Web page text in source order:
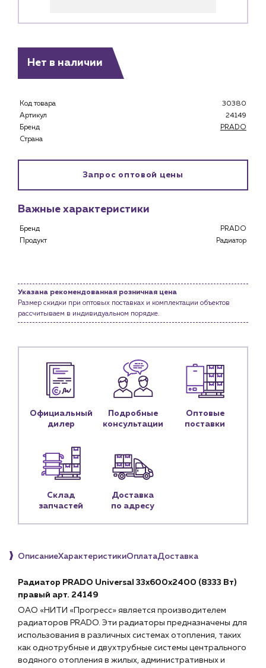
Клиентам
Специализированным магазинам
Монтажным бригадам
Водоснабжение и теплоснабжение
Сервис и обслуживание инженерных систем
Новости
Блог
Личный кабинет
Контактные данные
Наши партнёры
Чат-бот
Пн – пт: 9:00 – 18:00
sales@profpotok.ru
Нет в наличии
Код товара
30380
Артикул
24149
Бренд
PRADO
Страна
Запрос оптовой цены
Важные характеристики
Бренд
PRADO
Продукт
Радиатор
Указана рекомендованная розничная цена
Размер скидки при оптовых поставках и комплектации объектов
рассчитываем в индивидуальном порядке.
Официальный
дилер
Подробные
консультации
Оптовые
поставки
Склад
запчастей
Доставка
по адресу
ОписаниеХарактеристикиОплатаДоставка
Радиатор PRADO Universal 33х600х2400 (8333 Вт)
правый арт. 24149
ОАО «НИТИ «Прогресс» является производителем
радиаторов PRADO. Эти радиаторы предназначены для
использования в различных системах отопления, таких
как однотрубные и двухтрубные системы центрального
водяного отопления в жилых, административных и